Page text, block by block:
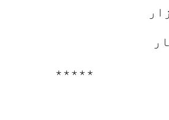
٭٭٭٭٭